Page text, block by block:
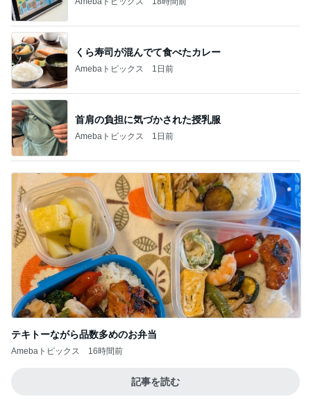
くら寿司が混んでて食べたカレー
Amebaトピックス 1日前
首肩の負担に気づかされた授乳服
Amebaトピックス 1日前
テキトーながら品数多めのお弁当
Amebaトピックス 16時間前
記事を読む